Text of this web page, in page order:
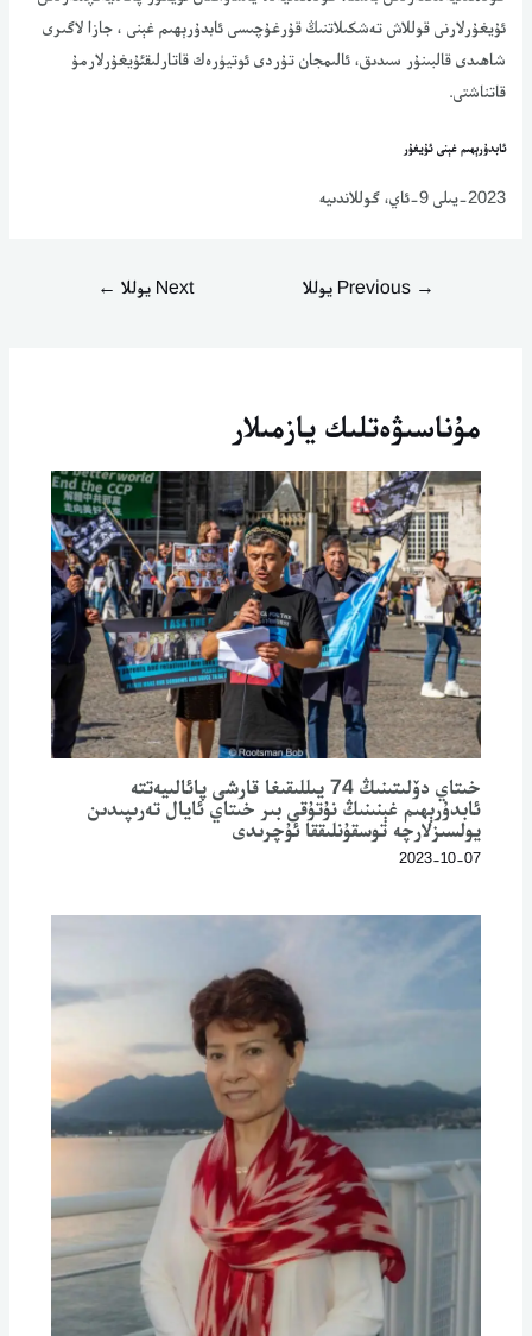
ئۇيغۇرلارنى قوللاش تەشكىلاتنىڭ قۇرغۇچىسى ئابدۇرېھىم غېنى ، جازا لاگىرى
شاھىدى قالبىنۇر سىدىق، ئالىمجان تۇردى ئوتيۈرەك قاتارلىقئۇيغۇرلارمۇ
قاتناشتى.
ئابدۇرېھىم غېنى ئۇيغۇر
2023-يىلى 9-ئاي، گوللاندىيە
→ Next يوللا ←
مۇناسىۋەتلىك يازمىلار
خىتاي دۆلىتىنىڭ 74 يىللىقىغا قارشى پائالىيەتتە
ئابدۇرېھىم غېنىنىڭ نۇتۇقى بىر خىتاي ئايال تەرىپىدىن
يولسىزلارچە توسقۇنلىققا ئۇچرىدى
2023-10-07